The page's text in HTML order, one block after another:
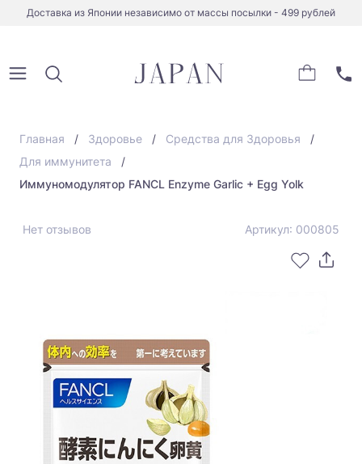
Доставка из Японии независимо от массы посылки - 499 рублей
Главная Здоровье
Средства для Здоровья
Для иммунитета
Иммуномодулятор FANCL Enzyme Garlic + Egg Yolk
Нет отзывов Артикул: 000805